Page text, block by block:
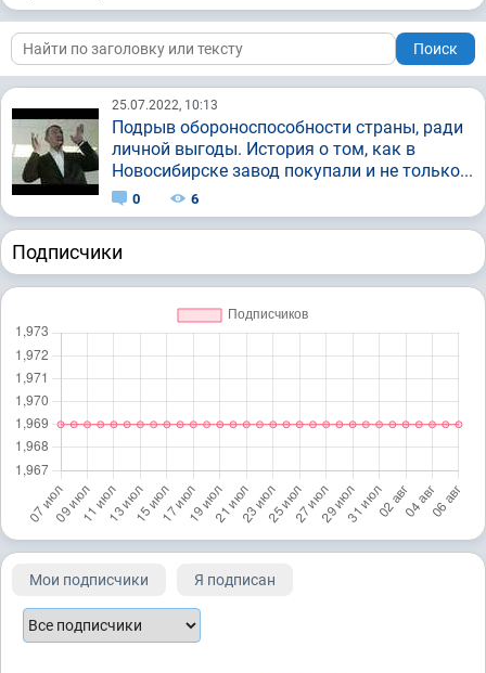
Поиск
25.07.2022, 10:13
Подрыв обороноспособности страны, ради
личной выгоды. История о том, как в
Новосибирске завод покупали и не только...
0 6
Подписчики
Мои подписчики Я подписан